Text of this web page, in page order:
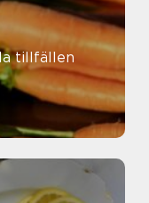
tillfällen